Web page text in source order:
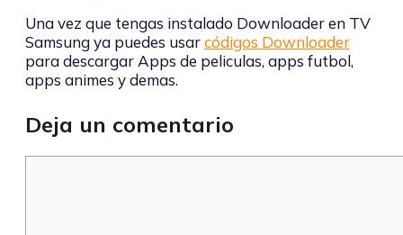
Una vez que tengas instalado Downloader en TV
Samsung ya puedes usarcódigos Downloader
para descargar Apps de peliculas, apps futbol,
apps animes y demas.
Deja un comentario